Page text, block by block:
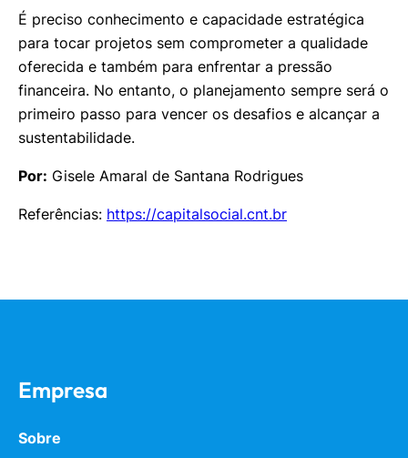
É preciso conhecimento e capacidade estratégica
para tocar projetos sem comprometer a qualidade
oferecida e também para enfrentar a pressão
financeira. No entanto, o planejamento sempre será o
primeiro passo para vencer os desafios e alcançar a
sustentabilidade.
Por: Gisele Amaral de Santana Rodrigues
Referências: https://capitalsocial.cnt.br
Empresa
Sobre